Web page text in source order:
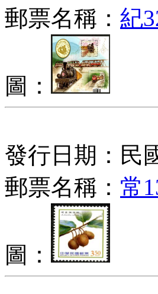
郵票名稱： 紀
圖：
發行日期：民
郵票名稱： 常
圖：